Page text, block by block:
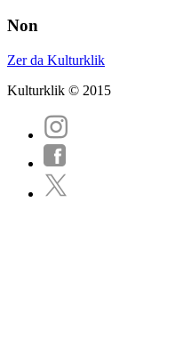
Non
Zer da Kulturklik
Kulturklik © 2015